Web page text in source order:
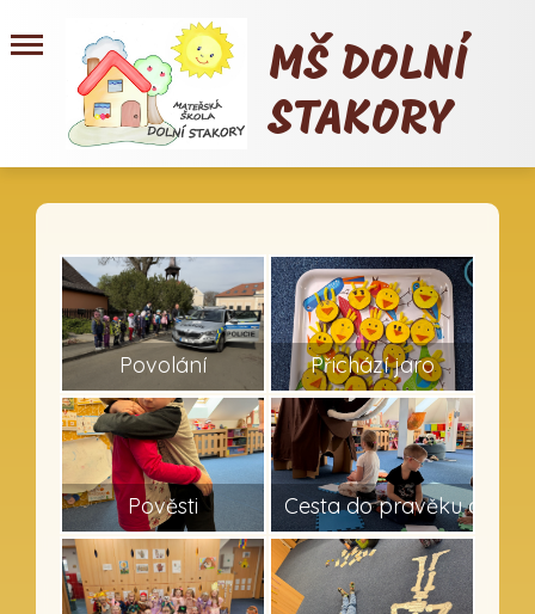
MŠ DOLNÍ
STAKORY
Povolání
10
Přichází jaro
14
Pověsti
10
Cesta do pravěku a
12
8 10